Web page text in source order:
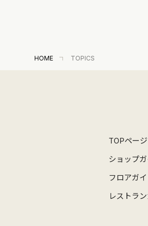
HOME TOPICS
TOPページ
ショップ
フロアガイ
レストラ